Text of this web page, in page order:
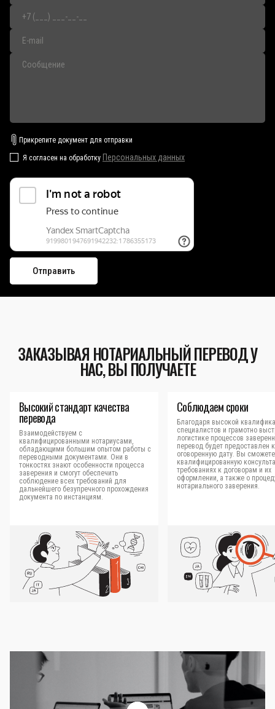
Прикрепите документ для отправки
Я согласен на обработку Персональных данных
ЗАКАЗЫВАЯ НОТАРИАЛЬНЫЙ ПЕРЕВОД У
НАС, ВЫ ПОЛУЧАЕТЕ
Высокий стандарт качества
перевода
Взаимодействуем с
квалифицированными нотариусами,
обладающими большим опытом работы с
переводными документами. Они в
тонкостях знают особенности процесса
заверения и смогут обеспечить
соблюдение всех требований для
дальнейшего безупречного прохождения
документа по инстанциям.
Соблюдаем сроки
Благодаря высокой
специалистов и грамотно
логистике процессов
перевод будет предоставлен
оговоренную дату. Вы
квалифицированную
требованиях к договорам и их
оформлении, а также о
нотариального заверения.